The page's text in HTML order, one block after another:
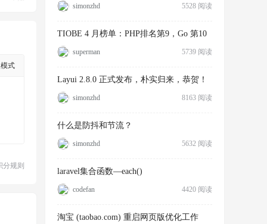
式
分规则
5528 阅读
simonzhd
TIOBE 4 月榜单：PHP排名第9，Go 第10
5739 阅读
superman
Layui 2.8.0 正式发布，朴实归来，恭贺！
8163 阅读
simonzhd
什么是防抖和节流？
5632 阅读
simonzhd
laravel集合函数—each()
4420 阅读
codefan
淘宝 (taobao.com) 重启网页版优化工作